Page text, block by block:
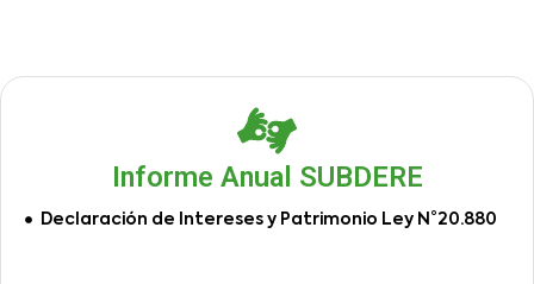
Informe Anual SUBDERE
Declaración de Intereses y Patrimonio Ley N°20.880